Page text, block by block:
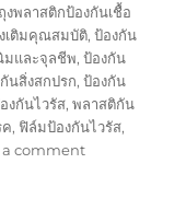
ถุงพลาสติกป้องกันเชื้อ
เติมคุณสมบัติ,ป้องกัน
มและจุลชีพ,ป้องกัน
นสิ่งสกปรก,ป้องกัน
งกันไวรัส,พลาสติกัน
ค, ฟิล์มป้องกันไวรัส,
a commenton